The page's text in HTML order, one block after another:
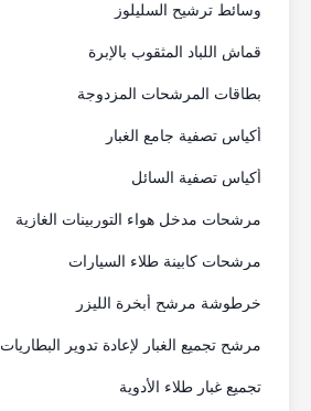
وسائط ترشيح السليلوز
قماش اللباد المثقوب بالإبرة
بطاقات المرشحات المزدوجة
أكياس تصفية جامع الغبار
أكياس تصفية السائل
مرشحات مدخل هواء التوربينات الغازية
مرشحات كابينة طلاء السيارات
خرطوشة مرشح أبخرة الليزر
مرشح تجميع الغبار لإعادة تدوير البطاريات
تجميع غبار طلاء الأدوية